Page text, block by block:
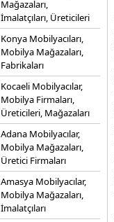
Mağazaları,
İmalatçıları, Üreticileri
Konya Mobilyacıları,
Mobilya Mağazaları,
Fabrikaları
Kocaeli Mobilyacılar,
Mobilya Firmaları,
Üreticileri, Mağazaları
Adana Mobilyacılar,
Mobilya Mağazaları,
Üretici Firmaları
Amasya Mobilyacılar,
Mobilya Mağazaları,
İmalatçıları